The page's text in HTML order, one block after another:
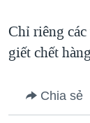
Chỉ riêng
giết chết
Chia sẻ